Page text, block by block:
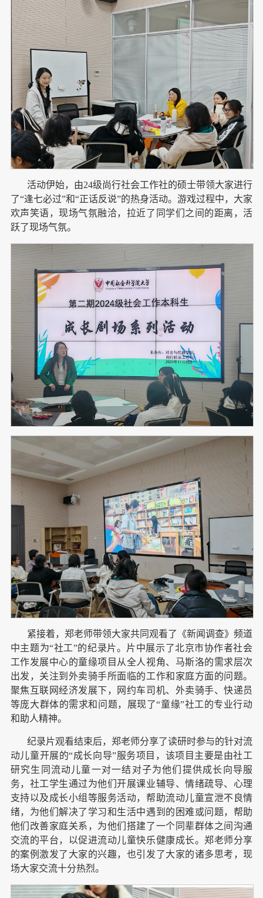
活动伊始，由24级尚行社会工作社的硕士带领大家进行
了“逢七必过”和“正话反说”的热身活动。游戏过程中，大家
欢声笑语，现场气氛融洽，拉近了同学们之间的距离，活
跃了现场气氛。
紧接着，郑老师带领大家共同观看了《新闻调查》频道
中主题为“社工”的纪录片。片中展示了北京市协作者社会
工作发展中心的童缘项目从全人视角、马斯洛的需求层次
出发，关注到外卖骑手所面临的工作和家庭方面的问题。
聚焦互联网经济发展下，网约车司机、外卖骑手、快递员
等庞大群体的需求和问题，展现了“童缘”社工的专业行动
和助人精神。
纪录片观看结束后，郑老师分享了读研时参与的针对流
动儿童开展的“成长向导”服务项目，该项目主要是由社工
研究生同流动儿童一对一结对子为他们提供成长向导服
务，社工学生通过为他们开展课业辅导、情绪疏导、心理
支持以及成长小组等服务活动，帮助流动儿童宣泄不良情
绪，为他们解决了学习和生活中遇到的困难或问题，帮助
他们改善家庭关系，为他们搭建了一个同辈群体之间沟通
交流的平台，以促进流动儿童快乐健康成长。郑老师分享
的案例激发了大家的兴趣，也引发了大家的诸多思考，现
场大家交流十分热烈。